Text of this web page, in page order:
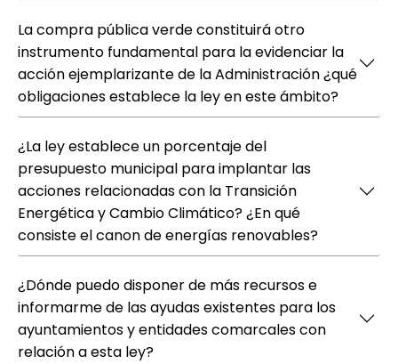
La compra pública verde constituirá otro
instrumento fundamental para la evidenciar la
acción ejemplarizante de la Administración ¿qué
obligaciones establece la ley en este ámbito?
¿La ley establece un porcentaje del
presupuesto municipal para implantar las
acciones relacionadas con la Transición
Energética y Cambio Climático? ¿En qué
consiste el canon de energías renovables?
¿Dónde puedo disponer de más recursos e
informarme de las ayudas existentes para los
ayuntamientos y entidades comarcales con
relación a esta ley?